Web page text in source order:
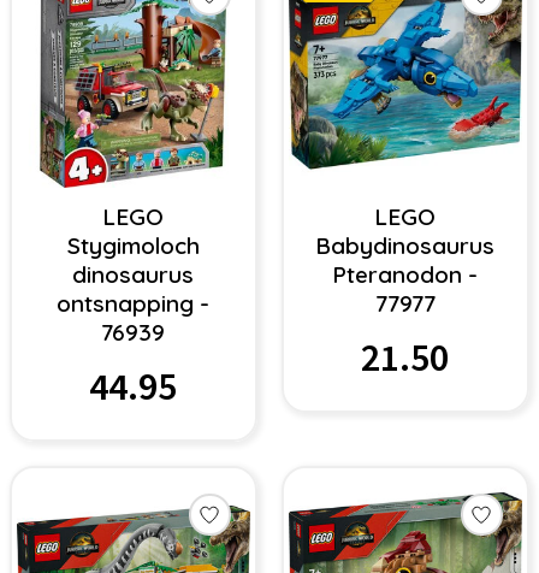
LEGO
Stygimoloch
dinosaurus
ontsnapping -
76939
44.95
LEGO
Babydinosaurus
Pteranodon -
77977
21.50